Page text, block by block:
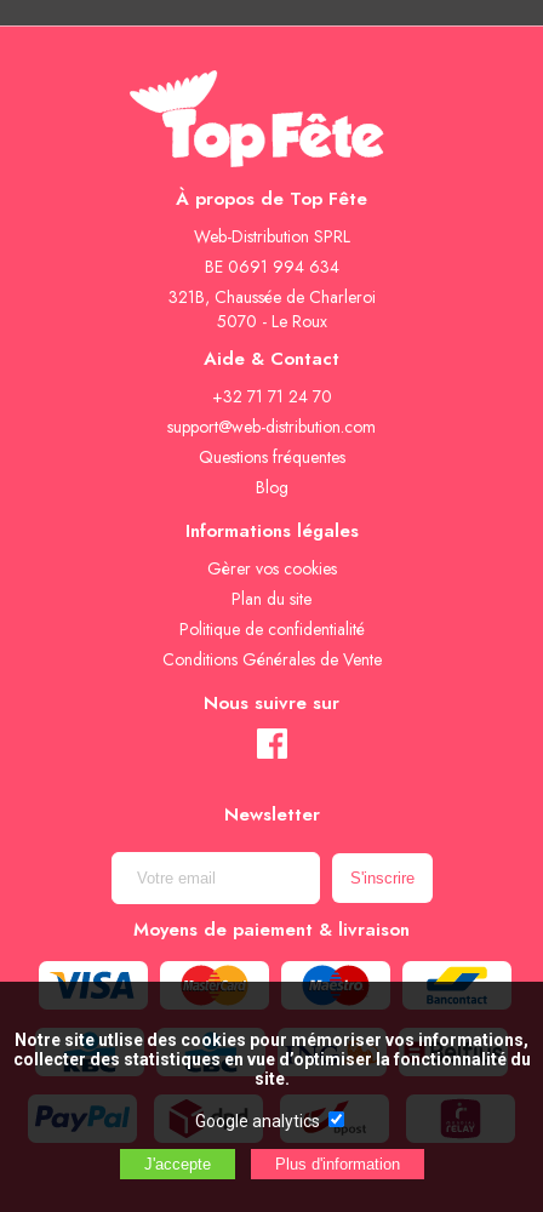
À propos de Top Fête
Web-Distribution SPRL
BE 0691 994 634
321B, Chaussée de Charleroi
5070 - Le Roux
Aide & Contact
+32 71 71 24 70
support@web-distribution.com
Questions fréquentes
Blog
Informations légales
Gèrer vos cookies
Plan du site
Politique de confidentialité
Conditions Générales de Vente
Nous suivre sur
Newsletter
Moyens de paiement & livraison
Notre site utlise des cookies pour mémoriser vos informations,
collecter des statistiques en vue d’optimiser la fonctionnalité du
site.
Google analytics